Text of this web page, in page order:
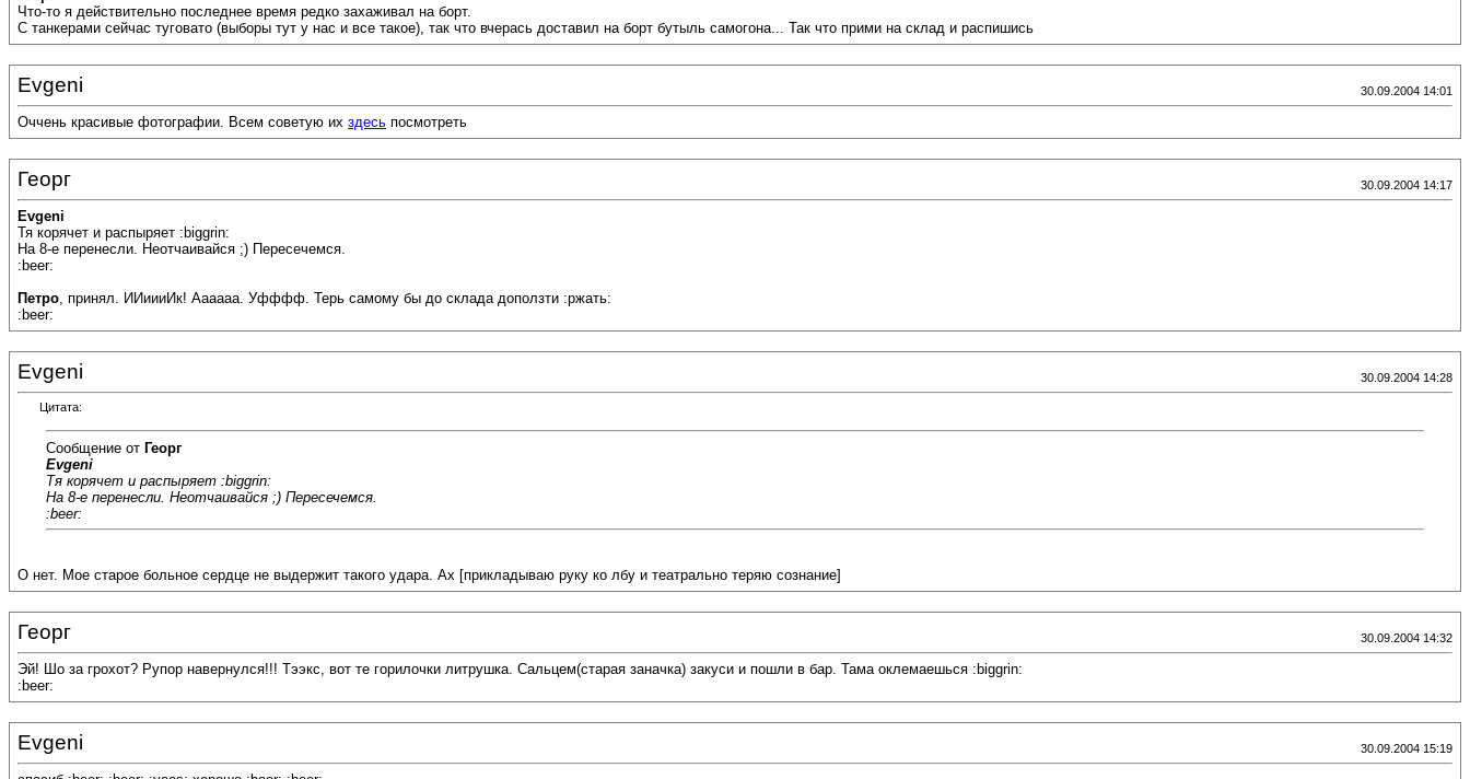
Что-то я действительно последнее время редко захаживал на борт.
С танкерами сейчас туговато (выборы тут у нас и все такое), так что вчерась доставил на борт бутыль самогона... Так что прими на склад и распишись
Evgeni 30.09.2004 14:01
Оччень красивые фотографии. Всем советую их здесь посмотреть
Георг 30.09.2004 14:17
Evgeni
Тя корячет и распыряет :biggrin:
На 8-е перенесли. Неотчаивайся ;) Пересечемся.
:beer:
Петро, принял. ИИиииИк! Аааааа. Уфффф. Терь самому бы до склада доползти :ржать:
:beer:
Evgeni 30.09.2004 14:28
Цитата:
Сообщение от Георг
Evgeni
Тя корячет и распыряет :biggrin:
На 8-е перенесли. Неотчаивайся ;) Пересечемся.
:beer:
О нет. Мое старое больное сердце не выдержит такого удара. Ах [прикладываю руку ко лбу и театрально теряю сознание]
Георг 30.09.2004 14:32
Эй! Шо за грохот? Рупор навернулся!!! Тээкс, вот те горилочки литрушка. Сальцем(старая заначка) закуси и пошли в бар. Тама оклемаешься :biggrin:
:beer:
Evgeni 30.09.2004 15:19